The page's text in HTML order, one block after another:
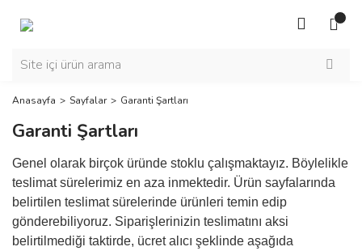
Anasayfa Sayfalar Garanti Şartları
Garanti Şartları
Genel olarak birçok üründe stoklu çalışmaktayız. Böylelikle
teslimat sürelerimiz en aza inmektedir. Ürün sayfalarında
belirtilen teslimat sürelerinde ürünleri temin edip
gönderebiliyoruz. Siparişlerinizin teslimatını aksi
belirtilmediği taktirde, ücret alıcı şeklinde aşağıda